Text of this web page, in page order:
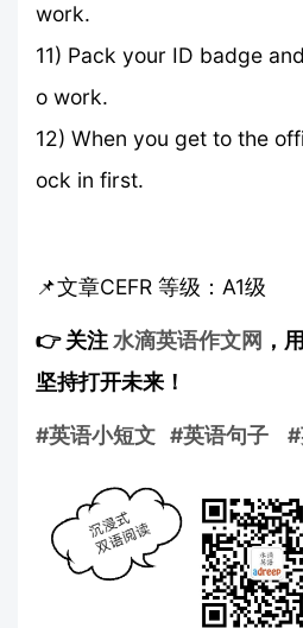
work.
11) Pack your ID badge
o work.
12) When you get to the
ock in first.
📌文章CEFR 等级：A1级
👉 关注 水滴英语作文网 ，
坚持打开未来！
#英语小短文 #英语句子